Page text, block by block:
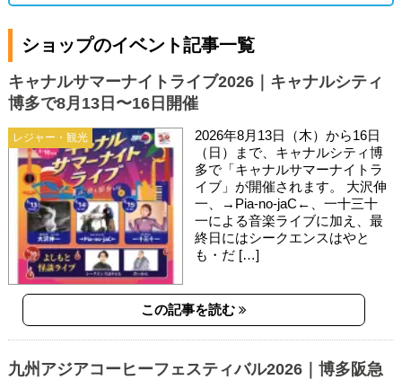
ショップのイベント記事一覧
レジャー・観光
キャナルサマーナイトライブ2026｜キャナルシティ
博多で8月13日〜16日開催
2026年8月13日（木）から16日
（日）まで、キャナルシティ博
多で「キャナルサマーナイトラ
イブ」が開催されます。 大沢伸
一、→Pia-no-jaC←、一十三十
一による音楽ライブに加え、最
終日にはシークエンスはやと
も・だ […]
この記事を読む
九州アジアコーヒーフェスティバル2026｜博多阪急